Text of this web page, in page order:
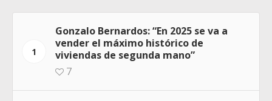
1
Gonzalo Bernardos: “En 2025 se va a
vender el máximo histórico de
viviendas de segunda mano”
7